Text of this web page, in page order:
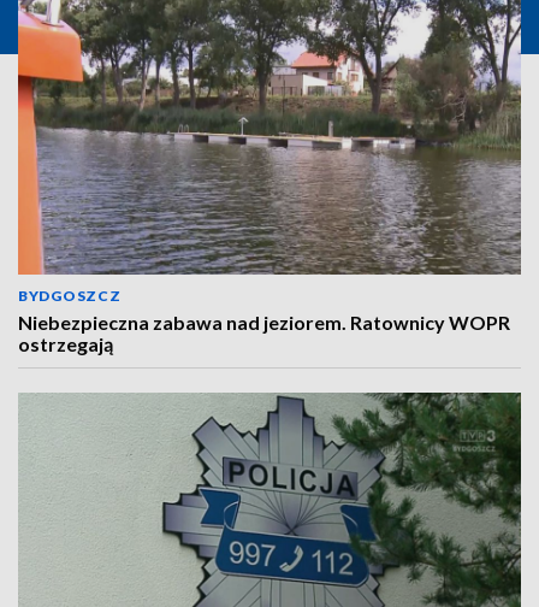
BYDGOSZCZ
Niebezpieczna zabawa nad jeziorem. Ratownicy WOPR
ostrzegają